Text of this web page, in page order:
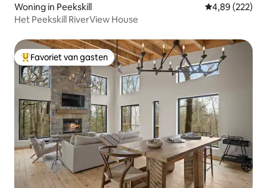
Woning in Peekskill Gemiddelde
4,89 (222)
Het Peekskill RiverView House
Topfavoriet van gasten
Favoriet van gasten